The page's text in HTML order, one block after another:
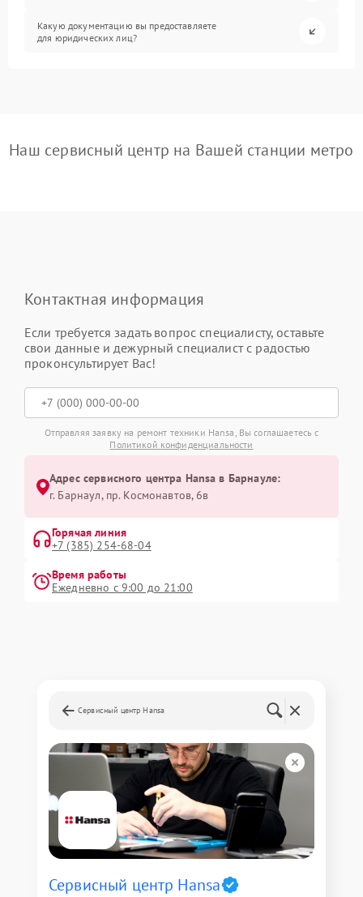
Какую документацию вы предоставляете
для юридических лиц?
Наш сервисный центр на Вашей станции метро
Контактная информация
Если требуется задать вопрос специалисту, оставьте
свои данные и дежурный специалист с радостью
проконсультирует Вас!
Отправляя заявку на ремонт техники Hansa, Вы соглашаетесь с
Политикой конфиденциальности
Адрес сервисного центра Hansa в Барнауле:
г. Барнаул, ​пр. Космонавтов, 6в
Горячая линия
+7 (385) 254-68-04
Время работы
Ежедневно с 9:00 до 21:00
Сервисный центр Hansa
Сервисный центр Hansa